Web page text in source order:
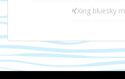
Xing bluesky